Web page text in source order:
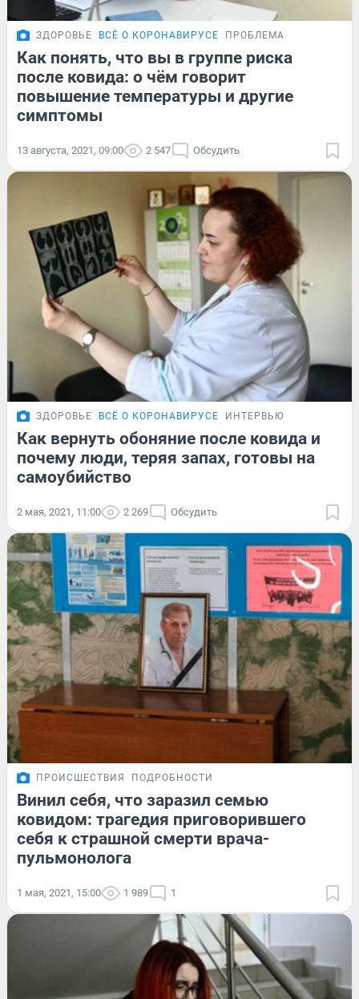
ЗДОРОВЬЕ ВСЁ О КОРОНАВИРУСЕ ПРОБЛЕМА
Как понять, что вы в группе риска
после ковида: о чём говорит
повышение температуры и другие
симптомы
13 августа, 2021, 09:00 2 547 Обсудить
ЗДОРОВЬЕ ВСЁ О КОРОНАВИРУСЕ ИНТЕРВЬЮ
Как вернуть обоняние после ковида и
почему люди, теряя запах, готовы на
самоубийство
2 мая, 2021, 11:00 2 269 Обсудить
ПРОИСШЕСТВИЯ ПОДРОБНОСТИ
Винил себя, что заразил семью
ковидом: трагедия приговорившего
себя к страшной смерти врача-
пульмонолога
1 мая, 2021, 15:00 1 989 1